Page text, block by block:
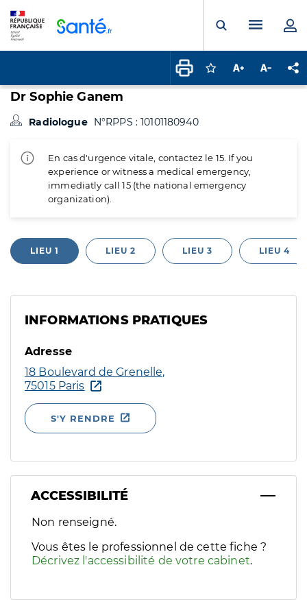
Ouvrir laMenu
Connectez-vous
Augmenter la
Dr Sophie Ganem
Radiologue N°RPPS : 10101180940
En cas d'urgence vitale, contactez le 15. If you
experience or witness a medical emergency,
immediatly call 15 (the national emergency
organization).
LIEU 1 LIEU 2 LIEU 3 LIEU 4
INFORMATIONS PRATIQUES
Adresse
18 Boulevard de Grenelle,
75015 Paris
S'Y RENDRE
ACCESSIBILITÉ
Filtres
Sélectionnez un ou plusieurs handicaps/besoins
Non renseigné.
Vous êtes le professionnel de cette fiche ?
Décrivez l'accessibilité de votre cabinet.